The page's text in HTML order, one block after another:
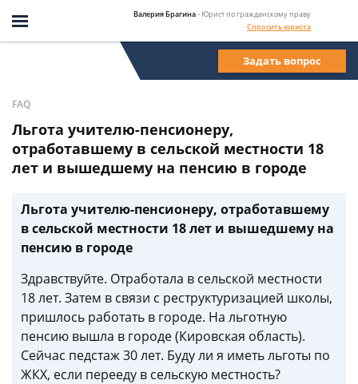
Валерия Брагина- Юрист по гражданскому праву
Спросить юриста
Задать вопрос
FAQ
Льгота учителю-пенсионеру,
отработавшему в сельской местности 18
лет и вышедшему на пенсию в городе
Льгота учителю-пенсионеру, отработавшему
в сельской местности 18 лет и вышедшему на
пенсию в городе
Здравствуйте. Отработала в сельской местности
18 лет. Затем в связи с реструктуризацией школы,
пришлось работать в городе. На льготную
пенсию вышла в городе (Кировская область).
Сейчас педстаж 30 лет. Буду ли я иметь льготы по
ЖКХ, если перееду в сельскую местность?